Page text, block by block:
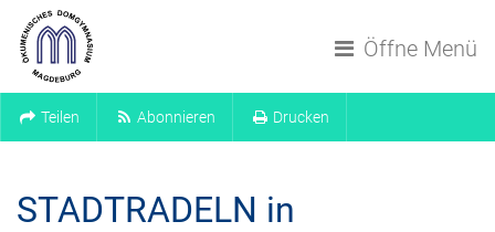
Öffne Menü
Teilen Abonnieren Drucken
STADTRADELN in